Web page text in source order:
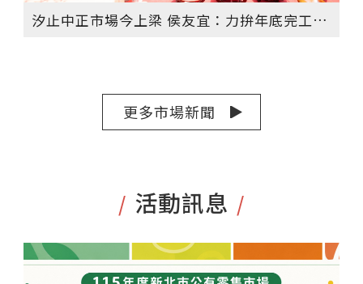
汐止中正市場今上梁 侯友宜：力拚年底完工啟用 打造現代化市場
更多市場新聞
/ 活動訊息 /